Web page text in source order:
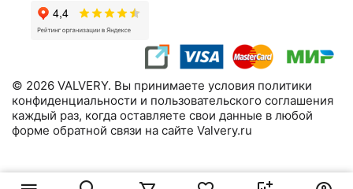
© 2026 VALVERY. Вы принимаете условия политики
конфиденциальности и пользовательского соглашения
каждый раз, когда оставляете свои данные в любой
форме обратной связи на сайте Valvery.ru